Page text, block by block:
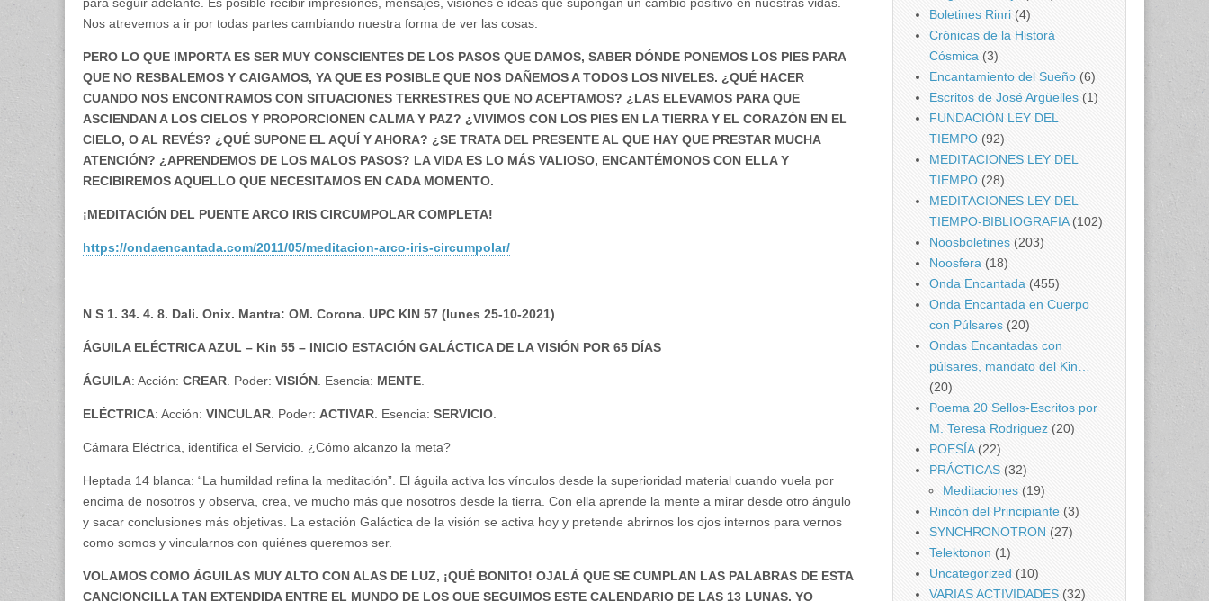
Nos atrevemos a ir por todas partes cambiando nuestra forma de ver las cosas.
PERO LO QUE IMPORTA ES SER MUY CONSCIENTES DE LOS PASOS QUE DAMOS, SABER DÓNDE PONEMOS LOS PIES PARA
QUE NO RESBALEMOS Y CAIGAMOS, YA QUE ES POSIBLE QUE NOS DAÑEMOS A TODOS LOS NIVELES. ¿QUÉ HACER
CUANDO NOS ENCONTRAMOS CON SITUACIONES TERRESTRES QUE NO ACEPTAMOS? ¿LAS ELEVAMOS PARA QUE
ASCIENDAN A LOS CIELOS Y PROPORCIONEN CALMA Y PAZ? ¿VIVIMOS CON LOS PIES EN LA TIERRA Y EL CORAZÓN EN EL
CIELO, O AL REVÉS? ¿QUÉ SUPONE EL AQUÍ Y AHORA? ¿SE TRATA DEL PRESENTE AL QUE HAY QUE PRESTAR MUCHA
ATENCIÓN? ¿APRENDEMOS DE LOS MALOS PASOS? LA VIDA ES LO MÁS VALIOSO, ENCANTÉMONOS CON ELLA Y
RECIBIREMOS AQUELLO QUE NECESITAMOS EN CADA MOMENTO.
¡MEDITACIÓN DEL PUENTE ARCO IRIS CIRCUMPOLAR COMPLETA!
https://ondaencantada.com/2011/05/meditacion-arco-iris-circumpolar/
N S 1. 34. 4. 8. Dali. Onix. Mantra: OM. Corona. UPC KIN 57 (lunes 25-10-2021)
ÁGUILA ELÉCTRICA AZUL – Kin 55 – INICIO ESTACIÓN GALÁCTICA DE LA VISIÓN POR 65 DÍAS
ÁGUILA: Acción: CREAR . Poder: VISIÓN . Esencia: MENTE
ELÉCTRICA: Acción: VINCULAR . Poder: ACTIVAR . Esencia: SERVICIO
Cámara Eléctrica, identifica el Servicio. ¿Cómo alcanzo la meta?
Heptada 14 blanca: “La humildad refina la meditación”. El águila activa los vínculos desde la superioridad material cuando vuela por
encima de nosotros y observa, crea, ve mucho más que nosotros desde la tierra. Con ella aprende la mente a mirar desde otro ángulo
y sacar conclusiones más objetivas. La estación Galáctica de la visión se activa hoy y pretende abrirnos los ojos internos para vernos
como somos y vincularnos con quiénes queremos ser.
VOLAMOS COMO ÁGUILAS MUY ALTO CON ALAS DE LUZ, ¡QUÉ BONITO! OJALÁ QUE SE CUMPLAN LAS PALABRAS DE ESTA
CANCIONCILLA TAN EXTENDIDA ENTRE EL MUNDO DE LOS QUE SEGUIMOS ESTE CALENDARIO DE LAS 13 LUNAS. YO
Boletines Rinri (4)
Crónicas de la Historá
Cósmica (3)
Encantamiento del Sueño (6)
Escritos de José Argüelles (1)
FUNDACIÓN LEY DEL
TIEMPO (92)
MEDITACIONES LEY DEL
TIEMPO (28)
MEDITACIONES LEY DEL
TIEMPO-BIBLIOGRAFIA(102)
Noosboletines (203)
Noosfera (18)
Onda Encantada (455)
Onda Encantada en Cuerpo
con Púlsares (20)
Ondas Encantadas con
púlsares, mandato del Kin…
(20)
Poema 20 Sellos-Escritos por
M. Teresa Rodriguez (20)
POESÍA(22)
PRÁCTICAS (32)
Meditaciones (19)
Rincón del Principiante (3)
SYNCHRONOTRON (27)
Telektonon (1)
Uncategorized (10)
VARIAS ACTIVIDADES (32)